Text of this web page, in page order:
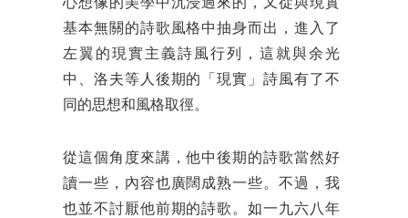
心想像的美學中沉浸過來的，又從與現實
基本無關的詩歌風格中抽身而出，進入了
左翼的現實主義詩風行列，這就與余光
中、洛夫等人後期的「現實」詩風有了不
同的思想和風格取徑。
從這個角度來講，他中後期的詩歌當然好
讀一些，內容也廣闊成熟一些。不過，我
也並不討厭他前期的詩歌。如一九六八年